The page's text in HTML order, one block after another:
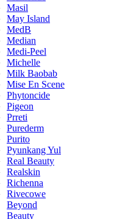
Masil
May Island
MedB
Median
Medi-Peel
Michelle
Milk Baobab
Mise En Scene
Phytoncide
Pigeon
Prreti
Purederm
Purito
Pyunkang Yul
Real Beauty
Realskin
Richenna
Rivecowe
Beyond
Beauty